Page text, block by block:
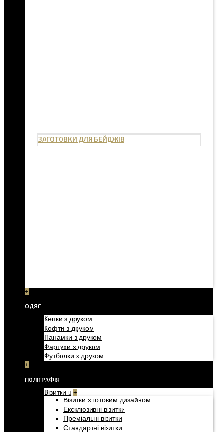
ЗАГОТОВКИ ДЛЯ БЕЙДЖІВ
+
ОДЯГ
Кепки з друком
Кофти з друком
Панамки з друком
Фартухи з друком
Футболки з друком
+
ПОЛІГРАФІЯ
Візитки +
Візитки з готовим дизайном
Ексклюзивні візитки
Преміальні візитки
Стандартні візитки